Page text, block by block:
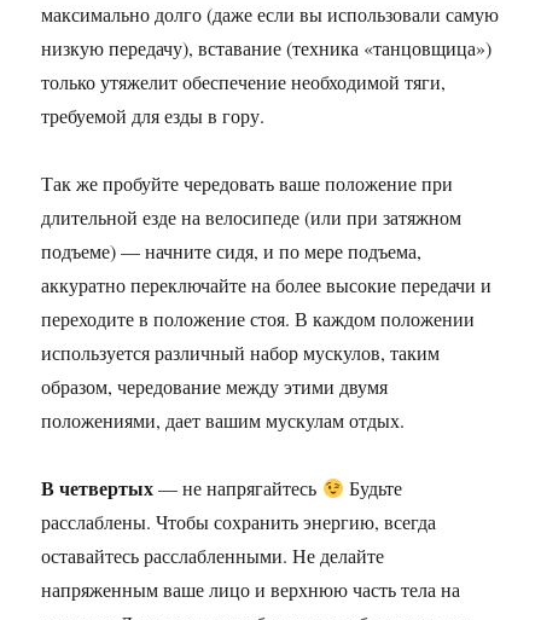
максимально долго (даже если вы использовали самую
низкую передачу), вставание (техника «танцовщица»)
только утяжелит обеспечение необходимой тяги,
требуемой для езды в гору.
Так же пробуйте чередовать ваше положение при
длительной езде на велосипеде (или при затяжном
подъеме) — начните сидя, и по мере подъема,
аккуратно переключайте на более высокие передачи и
переходите в положение стоя. В каждом положении
используется различный набор мускулов, таким
образом, чередование между этими двумя
положениями, дает вашим мускулам отдых.
В четвертых— не напрягайтесь
Будьте
расслаблены. Чтобы сохранить энергию, всегда
оставайтесь расслабленными. Не делайте
напряженным ваше лицо и верхнюю часть тела на